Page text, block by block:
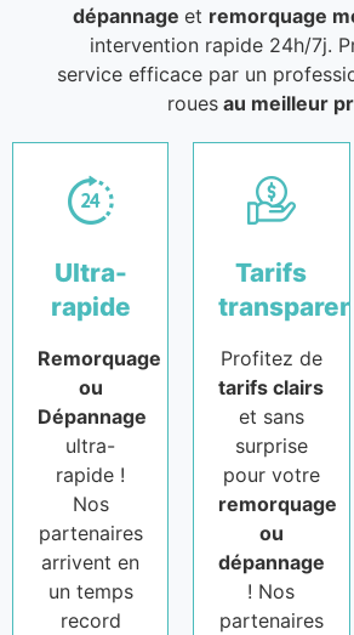
dépannageet remorquage
intervention rapide 24h/7j.
service efficace par un
roues au meilleur
Ultra-
rapide
Remorquage
ou
Dépannage
ultra-
rapide !
Nos
partenaires
arrivent en
un temps
record
Tarifs
Profitez de
tarifs clairs
et sans
surprise
pour votre
remorquage
ou
dépannage
! Nos
partenaires